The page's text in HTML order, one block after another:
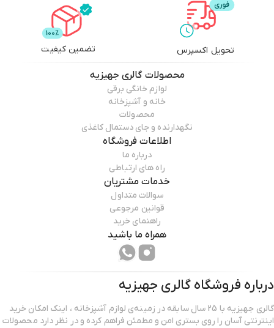
تحویل اکسپرس تضمین کیفیت
محصولاتگالری جهیزیه
لوازم خانگی برقی
خانه و آشپزخانه
محصولات
نگهدارنده و جای دستمال کاغذی
اطلاعات فروشگاه
درباره ما
راه های ارتباطی
خدمات مشتریان
سوالات متداول
قوانین مرجوعی
راهنمای خرید
همراه ما باشید
درباره فروشگاه گالری جهیزیه
گالری جهیزیه با 25 سال سابقه در زمینه‌ی لوازم آشپزخانه ، اینک امکان خرید
اینترنتی آسان را روی بستری امن و مطمئن فراهم کرده و در نظر دارد محصولات